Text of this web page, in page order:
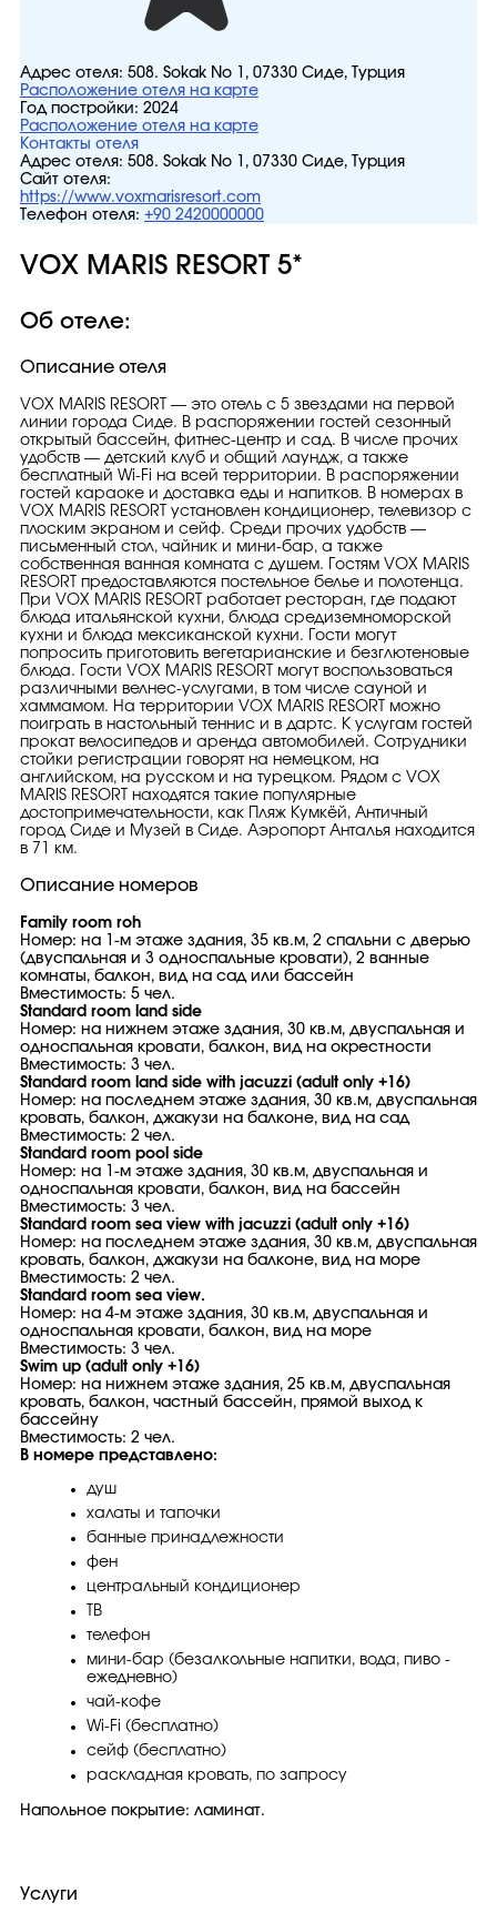
Адрес отеля: 508. Sokak No 1, 07330 Сиде, Турция
Расположение отеля на карте
Год постройки: 2024
Расположение отеля на карте
Контакты отеля
Адрес отеля: 508. Sokak No 1, 07330 Сиде, Турция
Сайт отеля:
https://www.voxmarisresort.com
Телефон отеля: +90 2420000000
VOX MARIS RESORT 5*
Об отеле:
Описание отеля
VOX MARIS RESORT — это отель с 5 звездами на первой
линии города Сиде. В распоряжении гостей сезонный
открытый бассейн, фитнес-центр и сад. В числе прочих
удобств — детский клуб и общий лаундж, а также
бесплатный Wi-Fi на всей территории. В распоряжении
гостей караоке и доставка еды и напитков. В номерах в
VOX MARIS RESORT установлен кондиционер, телевизор с
плоским экраном и сейф. Среди прочих удобств —
письменный стол, чайник и мини-бар, а также
собственная ванная комната с душем. Гостям VOX MARIS
RESORT предоставляются постельное белье и полотенца.
При VOX MARIS RESORT работает ресторан, где подают
блюда итальянской кухни, блюда средиземноморской
кухни и блюда мексиканской кухни. Гости могут
попросить приготовить вегетарианские и безглютеновые
блюда. Гости VOX MARIS RESORT могут воспользоваться
различными велнес-услугами, в том числе сауной и
хаммамом. На территории VOX MARIS RESORT можно
поиграть в настольный теннис и в дартс. К услугам гостей
прокат велосипедов и аренда автомобилей. Сотрудники
стойки регистрации говорят на немецком, на
английском, на русском и на турецком. Рядом с VOX
MARIS RESORT находятся такие популярные
достопримечательности, как Пляж Кумкёй, Античный
город Сиде и Музей в Сиде. Аэропорт Анталья находится
в 71 км.
Описание номеров
Family room roh
Номер: на 1-м этаже здания, 35 кв.м, 2 спальни с дверью
(двуспальная и 3 односпальные кровати), 2 ванные
комнаты, балкон, вид на сад или бассейн
Вместимость: 5 чел.
Standard room land side
Номер: на нижнем этаже здания, 30 кв.м, двуспальная и
односпальная кровати, балкон, вид на окрестности
Вместимость: 3 чел.
Standard room land side with jacuzzi (adult only +16)
Номер: на последнем этаже здания, 30 кв.м, двуспальная
кровать, балкон, джакузи на балконе, вид на сад
Вместимость: 2 чел.
Standard room pool side
Номер: на 1-м этаже здания, 30 кв.м, двуспальная и
односпальная кровати, балкон, вид на бассейн
Вместимость: 3 чел.
Standard room sea view with jacuzzi (adult only +16)
Номер: на последнем этаже здания, 30 кв.м, двуспальная
кровать, балкон, джакузи на балконе, вид на море
Вместимость: 2 чел.
Standard room sea view.
Номер: на 4-м этаже здания, 30 кв.м, двуспальная и
односпальная кровати, балкон, вид на море
Вместимость: 3 чел.
Swim up (adult only +16)
Номер: на нижнем этаже здания, 25 кв.м, двуспальная
кровать, балкон, частный бассейн, прямой выход к
бассейну
Вместимость: 2 чел.
В номере представлено:
душ
халаты и тапочки
банные принадлежности
фен
центральный кондиционер
ТВ
телефон
мини-бар (безалкольные напитки, вода, пиво -
ежедневно)
чай-кофе
Wi-Fi (бесплатно)
сейф (бесплатно)
раскладная кровать, по запросу
Напольное покрытие: ламинат.
Услуги